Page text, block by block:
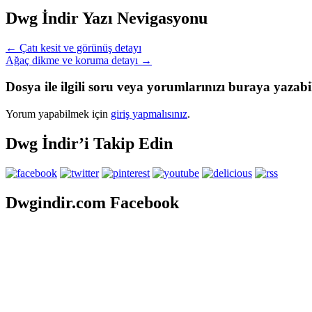
Dwg İndir Yazı Nevigasyonu
← Çatı kesit ve görünüş detayı
Ağaç dikme ve koruma detayı →
Dosya ile ilgili soru veya yorumlarınızı buraya
Yorum yapabilmek için giriş yapmalısınız.
Dwg İndir’i Takip Edin
Dwgindir.com Facebook